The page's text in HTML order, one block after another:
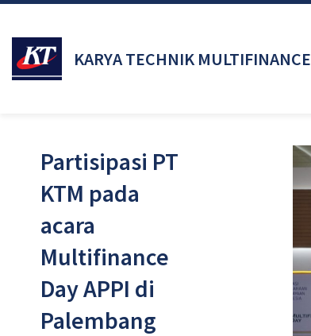
KARYA TECHNIK MULTIFINANCE
Partisipasi PT
KTM pada
acara
Multifinance
Day APPI di
Palembang